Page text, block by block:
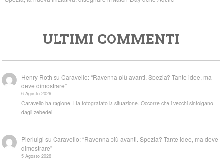
ULTIMI COMMENTI
Henry Roth suCaravello: “Ravenna più avanti. Spezia? Tante idee, ma
deve dimostrare”
6 Agosto 2026
Caravello ha ragione. Ha fotografato la situazione. Occorre che i vecchi sintolgano
dagli zebedei!
Pierluigi suCaravello: “Ravenna più avanti. Spezia? Tante idee, ma deve
dimostrare”
5 Agosto 2026